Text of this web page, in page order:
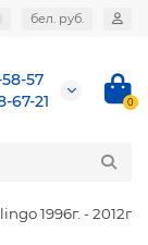
бел. руб.
58-57
67-21
0
1996г. - 2012г